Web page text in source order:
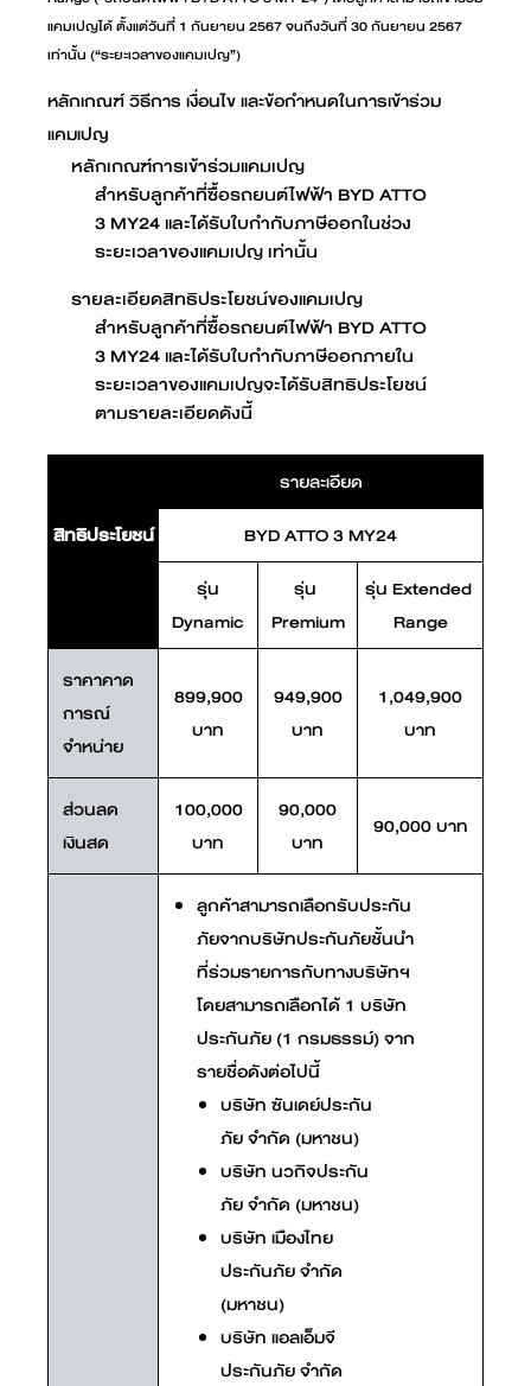
แคมเปญได้ ตั้งแต่วันที่ 1 กันยายน 2567 จนถึงวันที่ 30 กันยายน 2567
เท่านั้น (“ระยะเวลาของแคมเปญ”)
หลักเกณฑ์ วิธีการ เงื่อนไข และข้อกำหนดในการเข้าร่วม
แคมเปญ
หลักเกณฑ์การเข้าร่วมแคมเปญ
สำหรับลูกค้าที่ซื้อรถยนต์ไฟฟ้า BYD ATTO
3 MY24 และได้รับใบกำกับภาษีออกในช่วง
ระยะเวลาของแคมเปญ เท่านั้น
รายละเอียดสิทธิประโยชน์ของแคมเปญ
สำหรับลูกค้าที่ซื้อรถยนต์ไฟฟ้า BYD ATTO
3 MY24 และได้รับใบกำกับภาษีออกภายใน
ระยะเวลาของแคมเปญจะได้รับสิทธิประโยชน์
ตามรายละเอียดดังนี้
รายละเอียด
สิทธิประโยชน์
BYD ATTO 3 MY24
รุ่น
Dynamic
รุ่น
Premium
รุ่น Extended
Range
ราคาคาด
การณ์
จำหน่าย
899,900
บาท
949,900
บาท
1,049,900
บาท
ส่วนลด
เงินสด
100,000
บาท
90,000
บาท
90,000 บาท
ลูกค้าสามารถเลือกรับประกัน
ภัยจากบริษัทประกันภัยชั้นนำ
ที่ร่วมรายการกับทางบริษัทฯ
โดยสามารถเลือกได้ 1 บริษัท
ประกันภัย (1 กรมธรรม์) จาก
รายชื่อดังต่อไปนี้
บริษัท ซันเดย์ประกัน
ภัย จำกัด (มหาชน)
บริษัท นวกิจประกัน
ภัย จำกัด (มหาชน)
บริษัท เมืองไทย
ประกันภัย จำกัด
(มหาชน)
บริษัท แอลเอ็มจี
ประกันภัย จำกัด